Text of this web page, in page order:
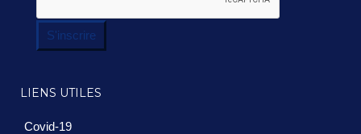
S'inscrire
LIENS UTILES
Covid-19